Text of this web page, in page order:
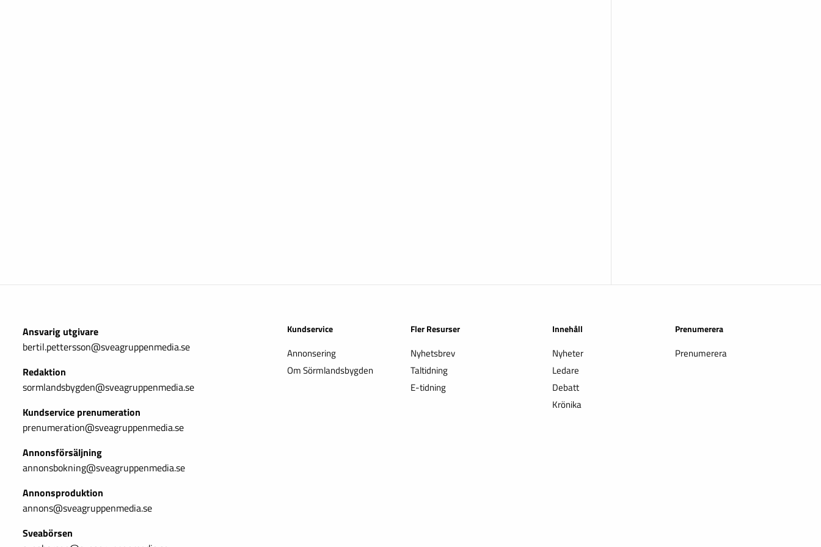
Ansvarig utgivare
bertil.pettersson@sveagruppenmedia.se
Redaktion
sormlandsbygden@sveagruppenmedia.se
Kundservice prenumeration
prenumeration@sveagruppenmedia.se
Annonsförsäljning
annonsbokning@sveagruppenmedia.se
Annonsproduktion
annons@sveagruppenmedia.se
Sveabörsen
Kundservice
Annonsering
Om Sörmlandsbygden
Fler Resurser
Nyhetsbrev
Taltidning
E-tidning
Innehåll
Nyheter
Ledare
Debatt
Krönika
Prenumerera
Prenumerera